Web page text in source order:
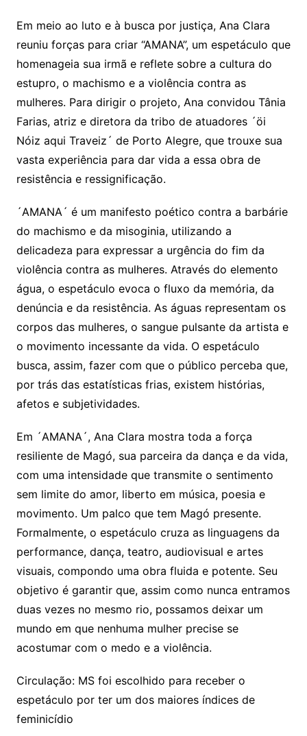
Em meio ao luto e à busca por justiça, Ana Clara
reuniu forças para criar “AMANA”, um espetáculo que
homenageia sua irmã e reflete sobre a cultura do
estupro, o machismo e a violência contra as
mulheres. Para dirigir o projeto, Ana convidou Tânia
Farias, atriz e diretora da tribo de atuadores ´öi
Nóiz aqui Traveiz´ de Porto Alegre, que trouxe sua
vasta experiência para dar vida a essa obra de
resistência e ressignificação.
´AMANA´ é um manifesto poético contra a barbárie
do machismo e da misoginia, utilizando a
delicadeza para expressar a urgência do fim da
violência contra as mulheres. Através do elemento
água, o espetáculo evoca o fluxo da memória, da
denúncia e da resistência. As águas representam os
corpos das mulheres, o sangue pulsante da artista e
o movimento incessante da vida. O espetáculo
busca, assim, fazer com que o público perceba que,
por trás das estatísticas frias, existem histórias,
afetos e subjetividades.
Em ´AMANA´, Ana Clara mostra toda a força
resiliente de Magó, sua parceira da dança e da vida,
com uma intensidade que transmite o sentimento
sem limite do amor, liberto em música, poesia e
movimento. Um palco que tem Magó presente.
Formalmente, o espetáculo cruza as linguagens da
performance, dança, teatro, audiovisual e artes
visuais, compondo uma obra fluida e potente. Seu
objetivo é garantir que, assim como nunca entramos
duas vezes no mesmo rio, possamos deixar um
mundo em que nenhuma mulher precise se
acostumar com o medo e a violência.
Circulação: MS foi escolhido para receber o
espetáculo por ter um dos maiores índices de
feminicídio